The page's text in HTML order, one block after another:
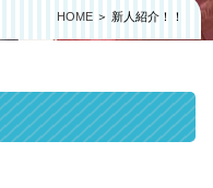
HOME＞ 新人紹介！！